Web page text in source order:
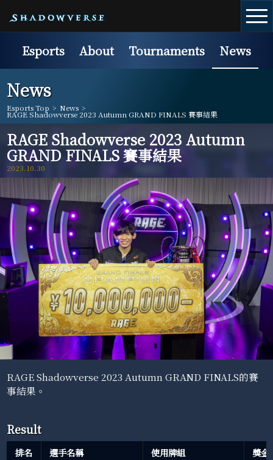
Esports About Tournaments News
News
Esports Top > News >
RAGE Shadowverse 2023 Autumn GRAND FINALS 賽事結果
RAGE Shadowverse 2023 Autumn
GRAND FINALS 賽事結果
2023.10.30
RAGE Shadowverse 2023 Autumn GRAND FINALS的賽
事結果。
Result
排名 選手名稱 使用牌組 獎金